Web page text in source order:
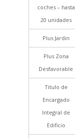
coches – hasta
20 unidades
Plus Jardin
Plus Zona
Desfavorable
Titulo de
Encargado
Integral de
Edificio